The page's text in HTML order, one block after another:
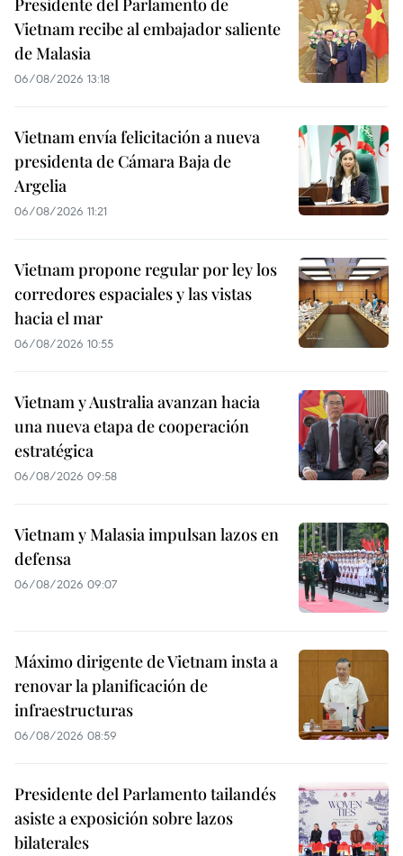
Presidente del Parlamento de
Vietnam recibe al embajador saliente
de Malasia
06/08/2026 13:18
Vietnam envía felicitación a nueva
presidenta de Cámara Baja de
Argelia
06/08/2026 11:21
Vietnam propone regular por ley los
corredores espaciales y las vistas
hacia el mar
06/08/2026 10:55
Vietnam y Australia avanzan hacia
una nueva etapa de cooperación
estratégica
06/08/2026 09:58
Vietnam y Malasia impulsan lazos en
defensa
06/08/2026 09:07
Máximo dirigente de Vietnam insta a
renovar la planificación de
infraestructuras
06/08/2026 08:59
Presidente del Parlamento tailandés
asiste a exposición sobre lazos
bilaterales